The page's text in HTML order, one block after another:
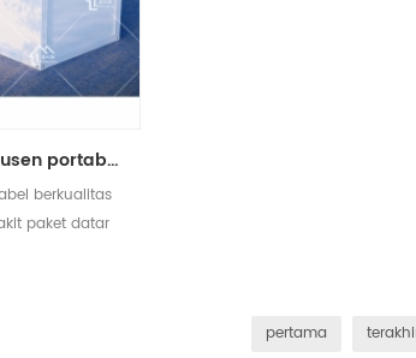
cina murah produsen portabel rumah sakit kontainer rumah prefabrikasi
berkualitas
paket datar
pertama